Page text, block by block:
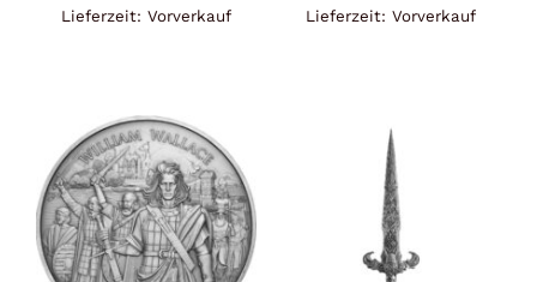
Lieferzeit: Vorverkauf Lieferzeit: Vorverkauf